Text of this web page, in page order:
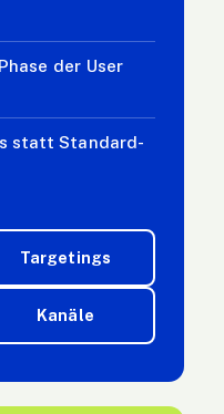
der User
statt Standard-
Targetings
Kanäle